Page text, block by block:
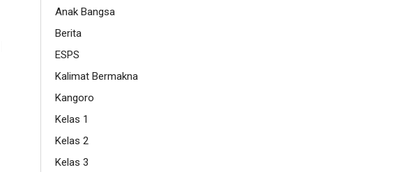
Anak Bangsa
Berita
ESPS
Kalimat Bermakna
Kangoro
Kelas 1
Kelas 2
Kelas 3